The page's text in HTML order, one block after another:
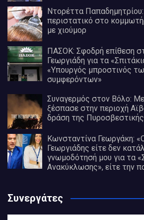
Ντορέττα
περιστατικό στο
με χιούμορ
ΠΑΣΟΚ: Σφοδρή επίθεση
Γεωργιάδη για τα
«Υπουργός μπροστινός
συμφερόντων»
Συναγερμός στον Βόλο:
ξέσπασε στην περιοχή
δράση της Πυροσβεστικής
Κωνσταντίνα Γεωργάκη:
Γεωργιάδης είτε δεν
γνωμοδότησή μου για τα
Ανακύκλωσης», είτε την
Συνεργάτες